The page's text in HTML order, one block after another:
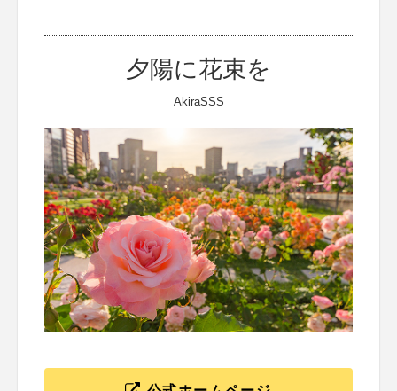
夕陽に花束を
AkiraSSS